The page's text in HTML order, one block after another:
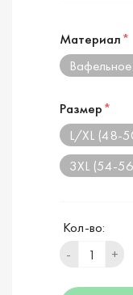
Материал*
Размер*
L/XL (48-
3XL (54-
Кол-во:
-
+